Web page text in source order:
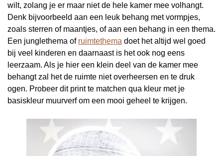
wilt, zolang je er maar niet de hele kamer mee volhangt.
Denk bijvoorbeeld aan een leuk behang met vormpjes,
zoals sterren of maantjes, of aan een behang in een thema.
Een junglethema of ruimtethema doet het altijd wel goed
bij veel kinderen en daarnaast is het ook nog eens
leerzaam. Als je hier een klein deel van de kamer mee
behangt zal het de ruimte niet overheersen en te druk
ogen. Probeer dit print te matchen qua kleur met je
basiskleur muurverf om een mooi geheel te krijgen.